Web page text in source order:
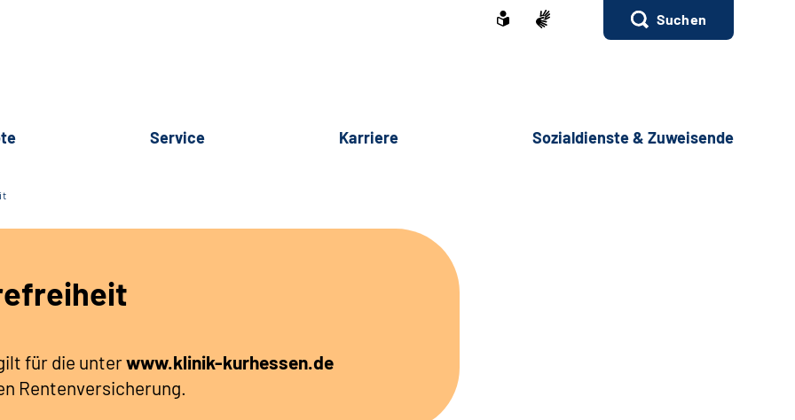
Suchen
Service Karriere Sozialdienste & Zuweisende
für die unterwww.klinik-kurhessen.de
Rentenversicherung.